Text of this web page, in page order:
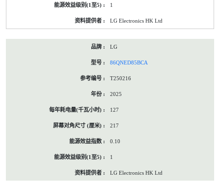
1
LG Electronics HK Ltd
LG
86QNED85BCA
T250216
2025
127
217
0.10
1
LG Electronics HK Ltd